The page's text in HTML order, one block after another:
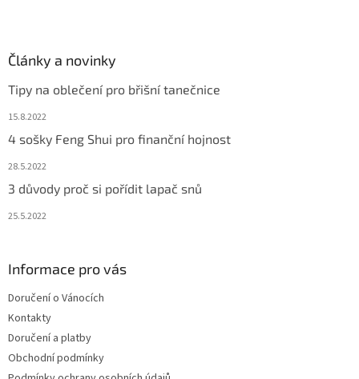
Články a novinky
Tipy na oblečení pro břišní tanečnice
15.8.2022
4 sošky Feng Shui pro finanční hojnost
28.5.2022
3 důvody proč si pořídit lapač snů
25.5.2022
Informace pro vás
Doručení o Vánocích
Kontakty
Doručení a platby
Obchodní podmínky